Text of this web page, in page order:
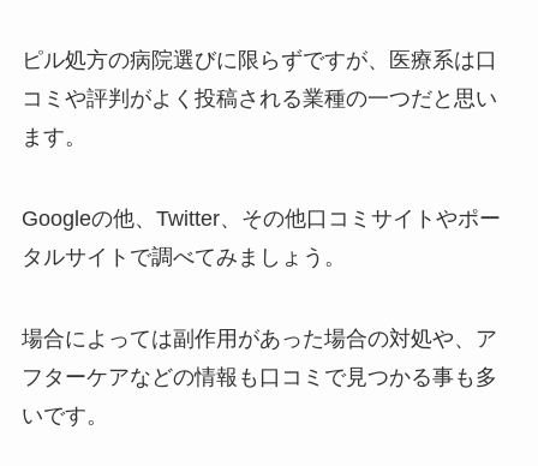
ピル処方の病院選びに限らずですが、医療系は口
コミや評判がよく投稿される業種の一つだと思い
ます。
Googleの他、Twitter、その他口コミサイトやポー
タルサイトで調べてみましょう。
場合によっては副作用があった場合の対処や、ア
フターケアなどの情報も口コミで見つかる事も多
いです。